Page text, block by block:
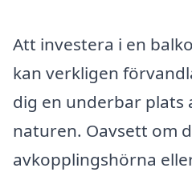
Att investera i en
kan verkligen
dig en underbar plats
naturen. Oavsett om
avkopplingshörna